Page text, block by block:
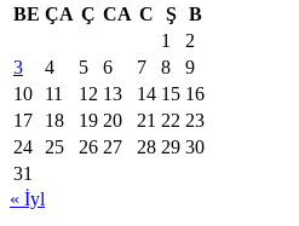
BE ÇA Ç CA C Ş
B
1
2
3
4 5 6 7 8
9
10
11 12 13 14 15 16
17
18 19 20 21 22 23
24
25 26 27 28 29 30
31
« İyl